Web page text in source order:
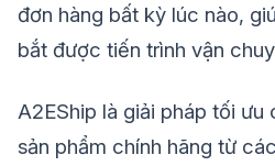
đơn hàng bất kỳ lúc nào,
bắt được tiến trình vận
A2EShip là giải pháp tối ưu
sản phẩm chính hãng từ